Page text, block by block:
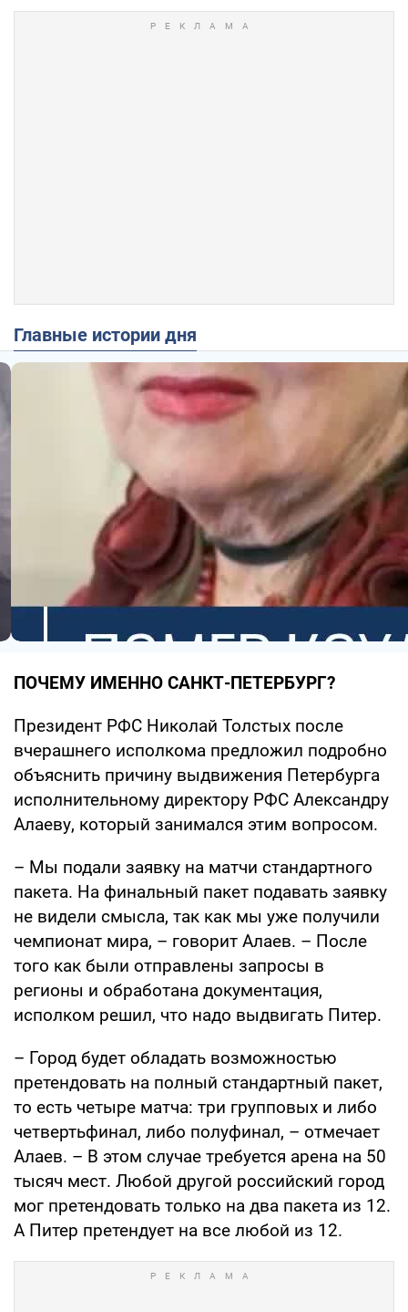
Главные истории дня
ПОЧЕМУ ИМЕННО САНКТ-ПЕТЕРБУРГ?
Президент РФС Николай Толстых после
вчерашнего исполкома предложил подробно
объяснить причину выдвижения Петербурга
исполнительному директору РФС Александру
Алаеву, который занимался этим вопросом.
– Мы подали заявку на матчи стандартного
пакета. На финальный пакет подавать заявку
не видели смысла, так как мы уже получили
чемпионат мира, – говорит Алаев. – После
того как были отправлены запросы в
регионы и обработана документация,
исполком решил, что надо выдвигать Питер.
– Город будет обладать возможностью
претендовать на полный стандартный пакет,
то есть четыре матча: три групповых и либо
четвертьфинал, либо полуфинал, – отмечает
Алаев. – В этом случае требуется арена на 50
тысяч мест. Любой другой российский город
мог претендовать только на два пакета из 12.
А Питер претендует на все любой из 12.